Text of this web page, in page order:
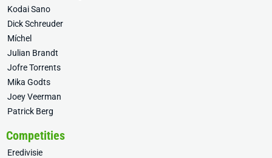
Kodai Sano
Dick Schreuder
Míchel
Julian Brandt
Jofre Torrents
Mika Godts
Joey Veerman
Patrick Berg
Competities
Eredivisie